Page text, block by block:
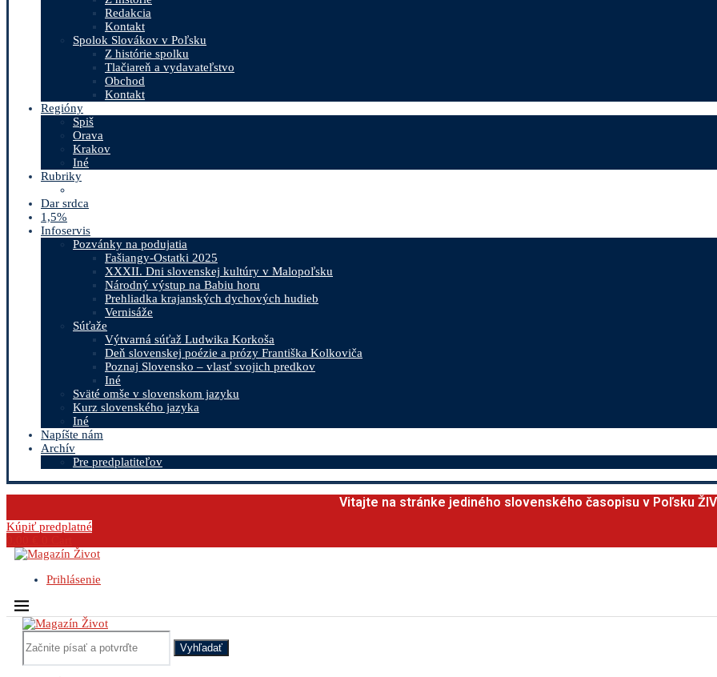
Redakcia
Kontakt
Spolok Slovákov v Poľsku
Z histórie spolku
Tlačiareň a vydavateľstvo
Obchod
Kontakt
Regióny
Spiš
Orava
Krakov
Iné
Rubriky
Dar srdca
1,5%
Infoservis
Pozvánky na podujatia
Fašiangy-Ostatki 2025
XXXII. Dni slovenskej kultúry v Malopoľsku
Národný výstup na Babiu horu
Prehliadka krajanských dychových hudieb
Vernisáže
Súťaže
Výtvarná súťaž Ludwika Korkoša
Deň slovenskej poézie a prózy Františka Kolkoviča
Poznaj Slovensko – vlasť svojich predkov
Iné
Sväté omše v slovenskom jazyku
Kurz slovenského jazyka
Iné
Napíšte nám
Archív
Pre predplatiteľov
Vitajte na stránke jediného slovenského časopisu v Poľsku
Kúpiť predplatné
Prihlásenie
Vyhľadať